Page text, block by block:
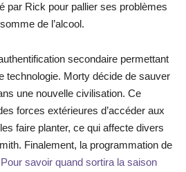
par Rick pour pallier ses problèmes
de l’alcool.
secondaire permettant
technologie. Morty décide de sauver
une nouvelle civilisation. Ce
forces extérieures d’accéder aux
faire planter, ce qui affecte divers
Finalement, la programmation de
Pour savoir quand sortira la saison